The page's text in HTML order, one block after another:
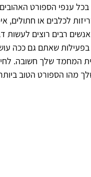
הספורט האהובים
לכלבים או חתולים,
אנשים רבים רוצים
בפעילות שאתם גם
המחמד שלך חשובה.
מהו הספורט הטוב